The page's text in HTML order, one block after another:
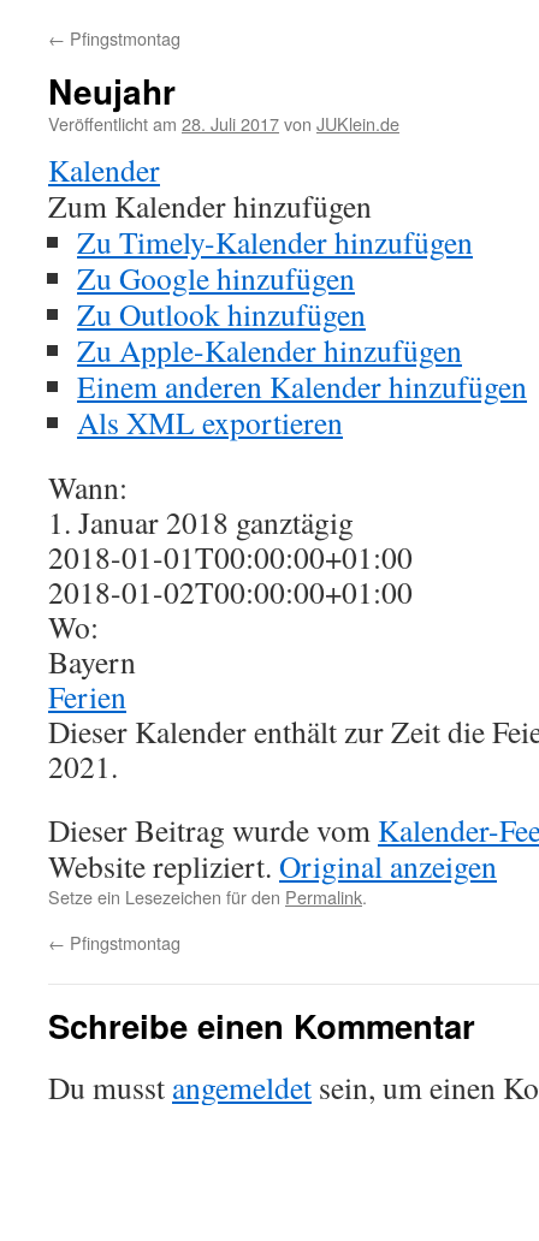
← Pfingstmontag
Neujahr
Veröffentlicht am 28. Juli 2017von JUKlein.de
Kalender
Zum Kalender hinzufügen
Zu Timely-Kalender hinzufügen
Zu Google hinzufügen
Zu Outlook hinzufügen
Zu Apple-Kalender hinzufügen
Einem anderen Kalender hinzufügen
Als XML exportieren
Wann:
1. Januar 2018 ganztägig
2018-01-01T00:00:00+01:00
2018-01-02T00:00:00+01:00
Wo:
Bayern
Ferien
Dieser Kalender enthält zur Zeit die
2021.
Dieser Beitrag wurde vom Kalender-
Website repliziert. Original anzeigen
Setze ein Lesezeichen für den Permalink.
← Pfingstmontag
Schreibe einen Kommentar
Du musst angemeldet sein, um einen